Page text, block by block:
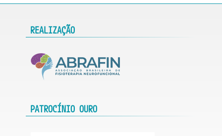
REALIZAÇÃO
PATROCÍNIO OURO